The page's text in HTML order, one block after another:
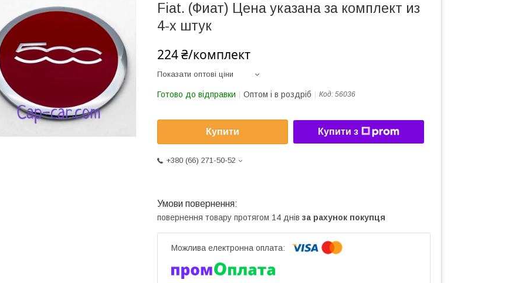
Fiat. (Фиат) Цена указана за комплект из
4-х штук
224 ₴/комплект
Показати оптові ціни
Готово до відправки Оптом і в роздріб Код: 56036
Купити Купити з
+380 (66) 271-50-52
повернення товару протягом 14 днів за рахунок покупця